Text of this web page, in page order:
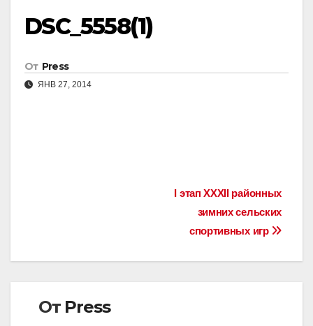
DSC_5558(1)
От Press
ЯНВ 27, 2014
записям
I этап XXXII районных
зимних сельских
спортивных игр
От Press